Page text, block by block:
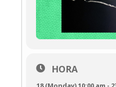
18 a 23 de
Casa da
10:OO — 16:00
HORA